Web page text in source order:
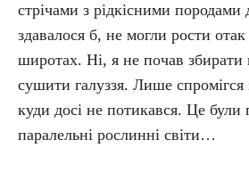
стрічами з рідкісними
здавалося б, не могли рости
широтах. Ні, я не почав збирати
сушити галуззя. Лише спромігся
куди досі не потикався. Це
паралельні рослинні світи…